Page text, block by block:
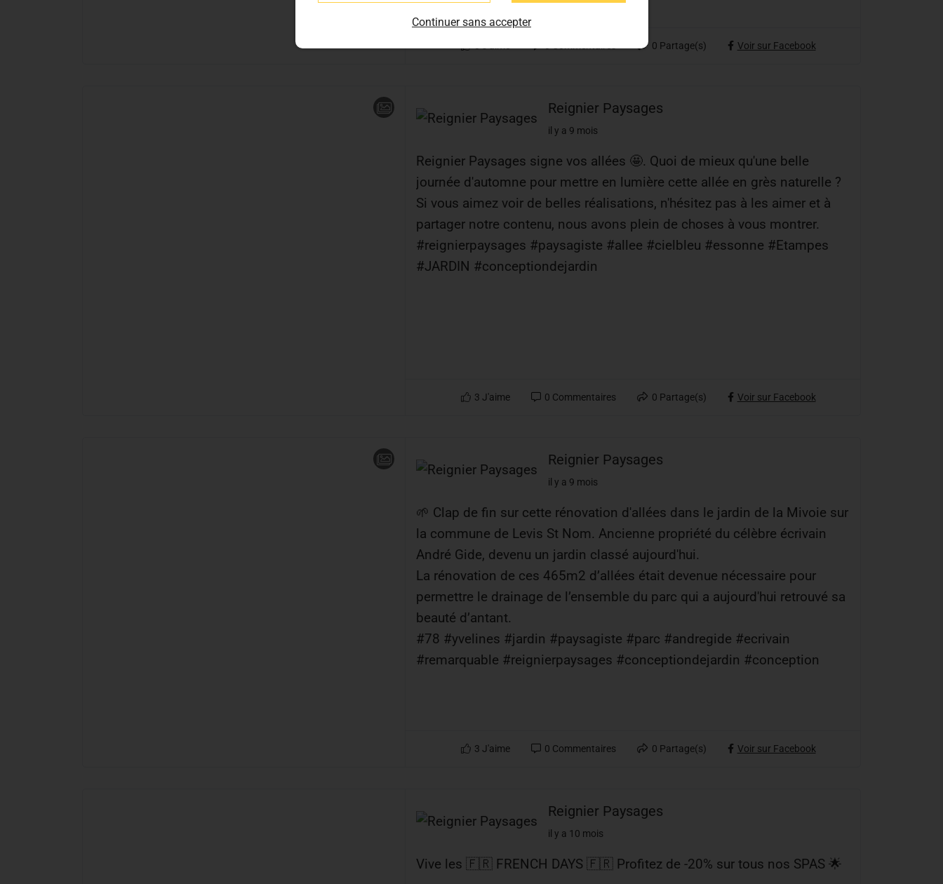
0J'aime 0Commentaires 0 Partage(s) Voir sur Facebook
Reignier Paysages
il y a 9 mois
Reignier Paysages signe vos allées 🤩. Quoi de mieux qu'une belle
journée d'automne pour mettre en lumière cette allée en grès naturelle ?
Si vous aimez voir de belles réalisations, n'hésitez pas à les aimer et à
partager notre contenu, nous avons plein de choses à vous montrer.
#reignierpaysages #paysagiste #allee #cielbleu #essonne #Etampes
#JARDIN #conceptiondejardin
3 J'aime 0 Commentaires 0 Partage(s) Voir sur Facebook
Reignier Paysages
il y a 9 mois
🌱 Clap de fin sur cette rénovation d'allées dans le jardin de la Mivoie sur
la commune de Levis St Nom. Ancienne propriété du célèbre écrivain
André Gide, devenu un jardin classé aujourd'hui.
La rénovation de ces 465m2 d’allées était devenue nécessaire pour
permettre le drainage de l’ensemble du parc qui a aujourd'hui retrouvé sa
beauté d’antant.
#78 #yvelines #jardin #paysagiste #parc #andregide #ecrivain
#remarquable #reignierpaysages #conceptiondejardin #conception
3 J'aime 0 Commentaires 0 Partage(s) Voir sur Facebook
Reignier Paysages
il y a 10 mois
Vive les 🇫🇷 FRENCH DAYS 🇫🇷 Profitez de -20% sur tous nos SPAS 🌟
Continuer sans accepter